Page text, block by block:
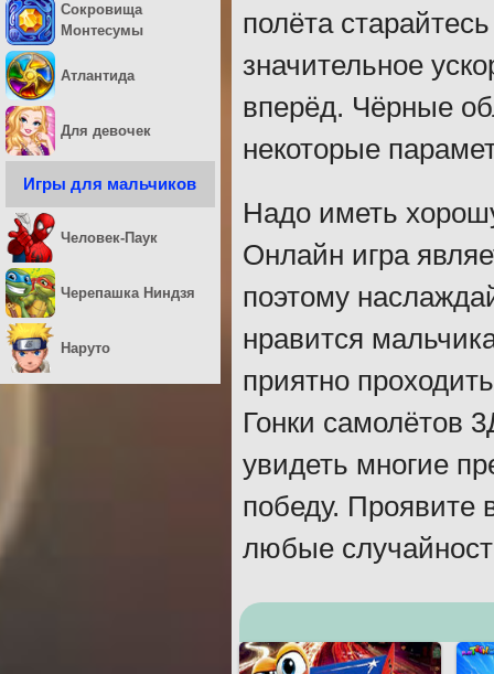
полёта
значительное
вперёд. Чёрные
некоторые
Надо иметь
Онлайн игра
поэтому
нравится
приятно
Гонки самолётов
увидеть многие
победу. Проявите
любые
Сокровища
Монтесумы
Атлантида
Для девочек
Игры для мальчиков
Человек-Паук
Черепашка Ниндзя
Наруто